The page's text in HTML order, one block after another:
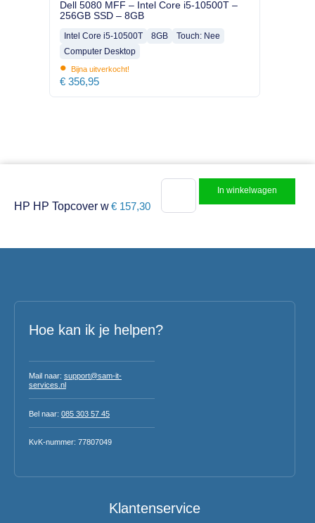
Dell 5080 MFF – Intel Core i5-10500T –
256GB SSD – 8GB
Intel Core i5-10500T 8GB
Touch: Nee
Computer Desktop
• Bijna uitverkocht!
€ 356,95
HP HP Topcover w€ 157,30
In winkelwagen
Hoe kan ik je helpen?
Mail naar: support@sam-it-
services.nl
Bel naar: 085 303 57 45
KvK-nummer: 77807049
Klantenservice